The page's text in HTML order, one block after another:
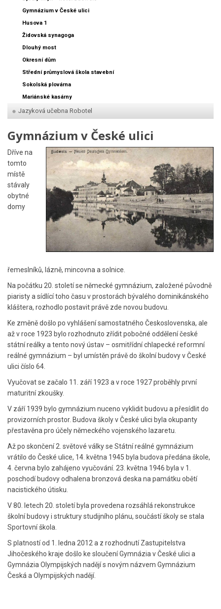
Gymnázium v České ulici
Husova 1
Židovská synagoga
Dlouhý most
Okresní dům
Střední průmyslová škola stavební
Sokolská plovárna
Mariánské kasárny
Jazyková učebna Robotel
Gymnázium v České ulici
Dříve na
tomto
místě
stávaly
obytné
domy
řemeslníků, lázně, mincovna a solnice.
Na počátku 20. století se německé gymnázium, založené původně
piaristy a sídlící toho času v prostorách bývalého dominikánského
kláštera, rozhodlo postavit právě zde novou budovu.
Ke změně došlo po vyhlášení samostatného Československa, ale
až v roce 1923 bylo rozhodnuto zřídit pobočné oddělení české
státní reálky a tento nový ústav – osmitřídní chlapecké reformní
reálné gymnázium – byl umístěn právě do školní budovy v České
ulici číslo 64.
Vyučovat se začalo 11. září 1923 a v roce 1927 proběhly první
maturitní zkoušky.
V září 1939 bylo gymnázium nuceno vyklidit budovu a přesídlit do
provizorních prostor. Budova školy v České ulici byla okupanty
přestavěna pro účely německého vojenského lazaretu.
Až po skončení 2. světové války se Státní reálné gymnázium
vrátilo do České ulice, 14. května 1945 byla budova předána škole,
4. června bylo zahájeno vyučování. 23. května 1946 byla v 1.
poschodí budovy odhalena bronzová deska na památku obětí
nacistického útisku.
V 80. letech 20. století byla provedena rozsáhlá rekonstrukce
školní budovy i struktury studijního plánu, součástí školy se stala
Sportovní škola.
S platností od 1. ledna 2012 a z rozhodnutí Zastupitelstva
Jihočeského kraje došlo ke sloučení Gymnázia v České ulici a
Gymnázia Olympijských nadějí s novým názvem Gymnázium
Česká a Olympijských nadějí.